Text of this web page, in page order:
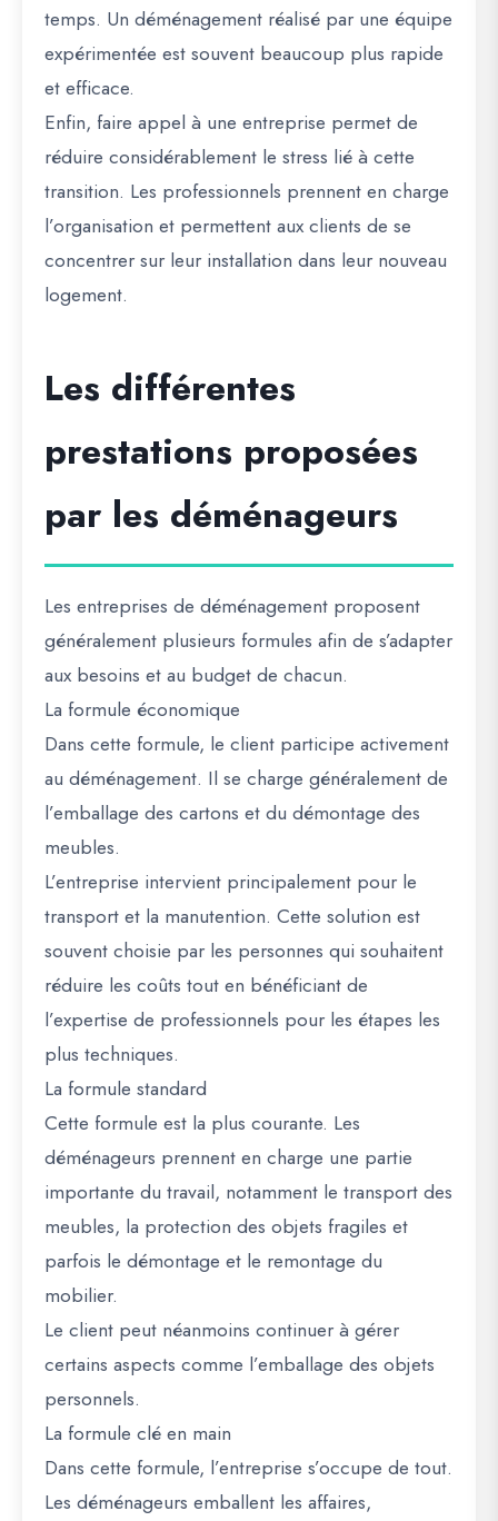
temps. Un déménagement réalisé par une équipe
expérimentée est souvent beaucoup plus rapide
et efficace.
Enfin, faire appel à une entreprise permet de
réduire considérablement le stress lié à cette
transition. Les professionnels prennent en charge
l’organisation et permettent aux clients de se
concentrer sur leur installation dans leur nouveau
logement.
Les différentes
prestations proposées
par les déménageurs
Les entreprises de déménagement proposent
généralement plusieurs formules afin de s’adapter
aux besoins et au budget de chacun.
La formule économique
Dans cette formule, le client participe activement
au déménagement. Il se charge généralement de
l’emballage des cartons et du démontage des
meubles.
L’entreprise intervient principalement pour le
transport et la manutention. Cette solution est
souvent choisie par les personnes qui souhaitent
réduire les coûts tout en bénéficiant de
l’expertise de professionnels pour les étapes les
plus techniques.
La formule standard
Cette formule est la plus courante. Les
déménageurs prennent en charge une partie
importante du travail, notamment le transport des
meubles, la protection des objets fragiles et
parfois le démontage et le remontage du
mobilier.
Le client peut néanmoins continuer à gérer
certains aspects comme l’emballage des objets
personnels.
La formule clé en main
Dans cette formule, l’entreprise s’occupe de tout.
Les déménageurs emballent les affaires,